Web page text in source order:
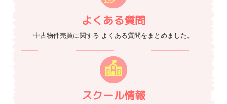
よくある質問
中古物件売買に関する よくある質問をまとめました。
スクール情報